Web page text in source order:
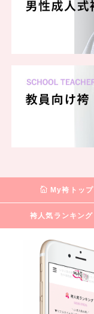
My袴トップ
袴人気ランキング